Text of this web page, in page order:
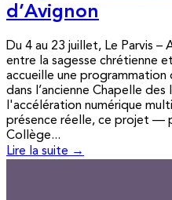
d’Avignon
Du 4 au 23 juillet, Le Parvis –
entre la sagesse chrétienne
accueille une
dans l’ancienne Chapelle
l'accélération numérique
présence réelle, ce projet —
Collège...
Lire la suite →